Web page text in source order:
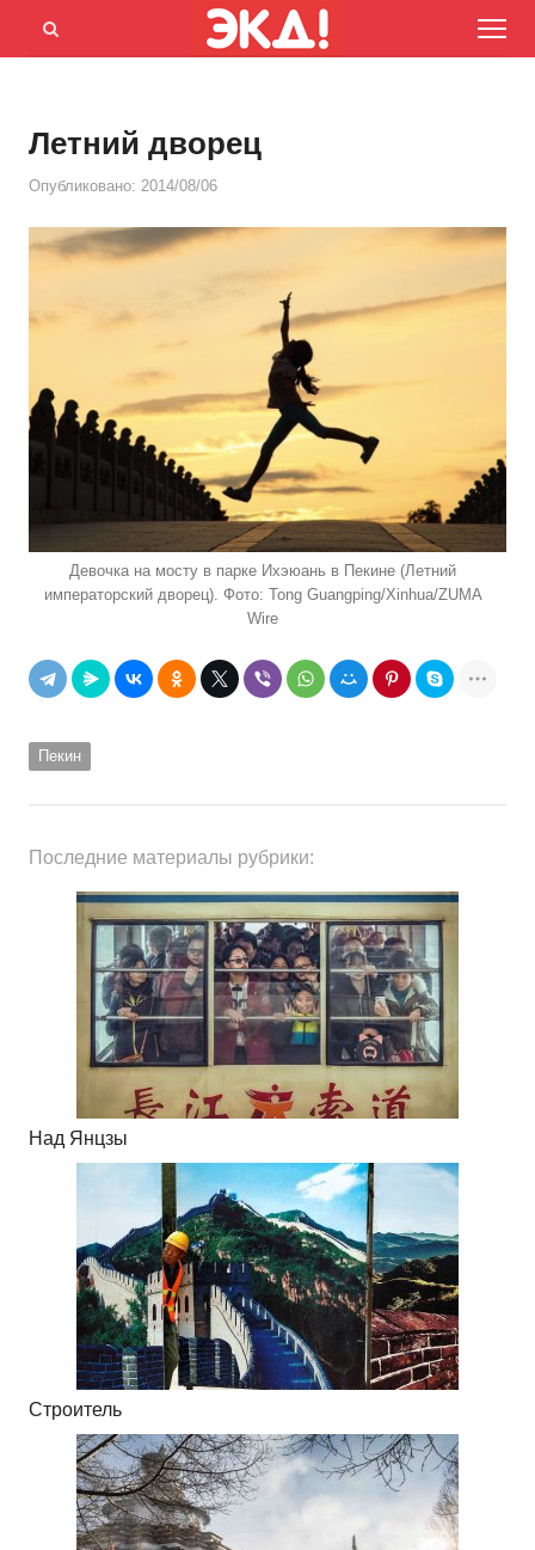
Menu
Открыть
Летний дворец
Опубликовано: 2014/08/06
Девочка на мосту в парке Ихэюань в Пекине (Летний
императорский дворец). Фото: Tong Guangping/Xinhua/ZUMA
Wire
Пекин
Последние материалы рубрики:
Над Янцзы
Строитель